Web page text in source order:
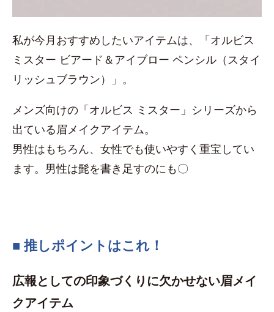
私が今月おすすめしたいアイテムは、「オルビス
ミスター ビアード＆アイブロー ペンシル（スタイ
リッシュブラウン）」。
メンズ向けの「オルビス ミスター」シリーズから
出ている眉メイクアイテム。
男性はもちろん、女性でも使いやすく重宝してい
ます。男性は髭を書き足すのにも〇
■ 推しポイントはこれ！
広報としての印象づくりに欠かせない眉メイ
クアイテム